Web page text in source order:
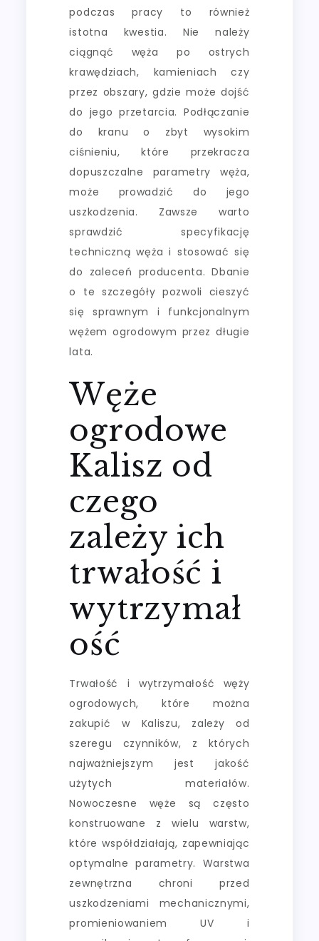
podczas pracy to również
istotna kwestia. Nie należy
ciągnąć węża po ostrych
krawędziach, kamieniach czy
przez obszary, gdzie może dojść
do jego przetarcia. Podłączanie
do kranu o zbyt wysokim
ciśnieniu, które przekracza
dopuszczalne parametry węża,
może prowadzić do jego
uszkodzenia. Zawsze warto
sprawdzić specyfikację
techniczną węża i stosować się
do zaleceń producenta. Dbanie
o te szczegóły pozwoli cieszyć
się sprawnym i funkcjonalnym
wężem ogrodowym przez długie
lata.
Węże
ogrodowe
Kalisz od
czego
zależy ich
trwałość i
wytrzymał
ość
Trwałość i wytrzymałość węży
ogrodowych, które można
zakupić w Kaliszu, zależy od
szeregu czynników, z których
najważniejszym jest jakość
użytych materiałów.
Nowoczesne węże są często
konstruowane z wielu warstw,
które współdziałają, zapewniając
optymalne parametry. Warstwa
zewnętrzna chroni przed
uszkodzeniami mechanicznymi,
promieniowaniem UV i